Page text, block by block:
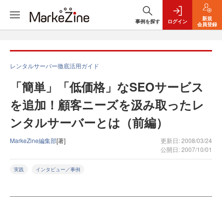
事例を探す ログイン
新規
会員登録
レンタルサーバー徹底活用ガイド
「簡単」「低価格」なSEOサービス
を追加！顧客ニーズを汲み取ったレ
ンタルサーバーとは（前編）
MarkeZine編集部[著]
更新日: 2008/03/24
公開日: 2007/10/01
実践 インタビュー／事例